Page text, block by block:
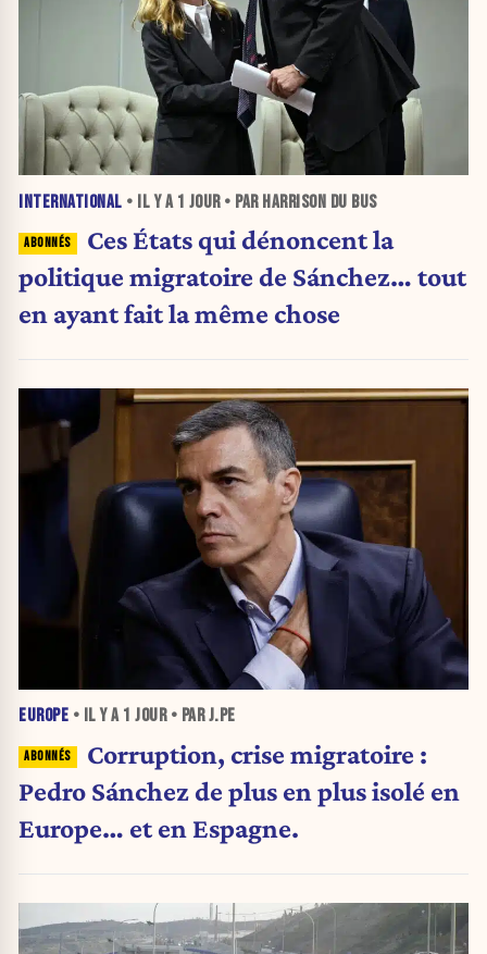
INTERNATIONAL • IL Y A 1 JOUR• PAR HARRISON DU BUS
Ces États qui dénoncent la
politique migratoire de Sánchez… tout
en ayant fait la même chose
EUROPE • IL Y A 1 JOUR• PAR J.PE
Corruption, crise migratoire :
Pedro Sánchez de plus en plus isolé en
Europe… et en Espagne.